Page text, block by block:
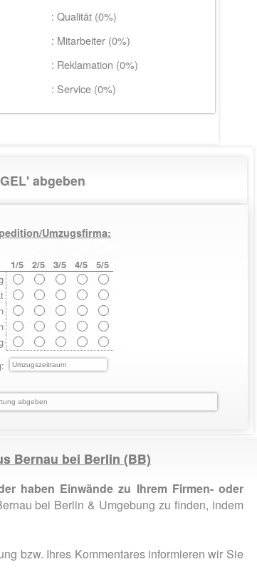
: Qualität (0%)
: Mitarbeiter (0%)
: Reklamation (0%)
: Service (0%)
abgeben
Umzugsfirma:
1/5 2/5 3/5 4/5 5/5
Bernau bei Berlin (BB)
haben Einwände zu Ihrem Firmen- oder
bei Berlin & Umgebung zu finden, indem
bzw. Ihres Kommentares informieren wir Sie